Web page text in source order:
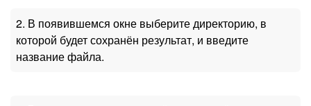
2. В появившемся окне выберите директорию, в
которой будет сохранён результат, и введите
название файла.